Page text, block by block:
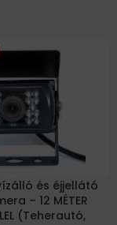
és éjjellátó
– 12 MÉTER
(Teherautó,